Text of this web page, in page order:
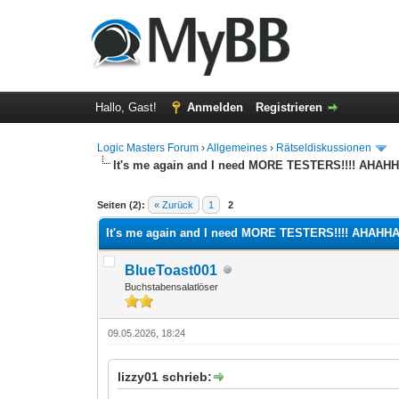
Hallo, Gast! Anmelden Registrieren
Logic Masters Forum ›Allgemeines › Rätseldiskussionen
It's me again and I need MORE TESTERS!!!!
Seiten (2): « Zurück 1 2
0 Bewertung(en) - 0 im Durchschnitt
1
2
3
4
5
It's me again and I need MORE TESTERS!!!!
BlueToast001
Buchstabensalatlöser
09.05.2026, 18:24
lizzy01 schrieb: